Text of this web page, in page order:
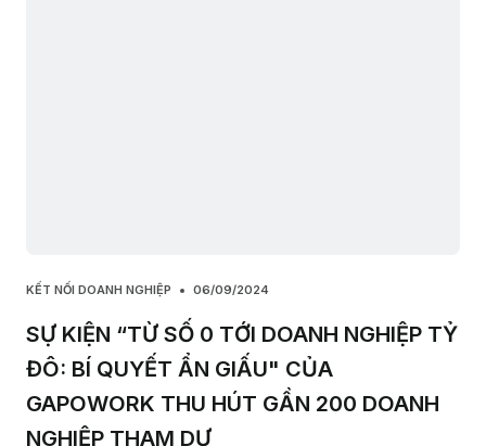
KẾT NỐI DOANH NGHIỆP 06/09/2024
SỰ KIỆN “TỪ SỐ 0 TỚI DOANH NGHIỆP TỶ
ĐÔ: BÍ QUYẾT ẨN GIẤU" CỦA
GAPOWORK THU HÚT GẦN 200 DOANH
NGHIỆP THAM DỰ